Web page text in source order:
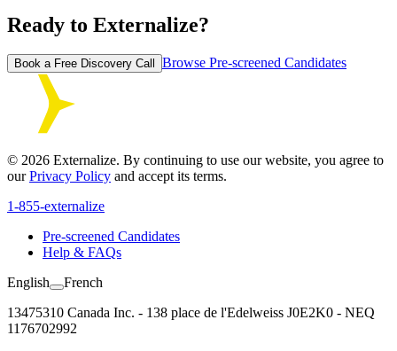
Ready to Externalize?
Book a Free Discovery Call Browse Pre-screened Candidates
© 2026 Externalize. By continuing to use our website, you agree to
ourPrivacy Policy and accept its terms.
1-855-externalize
Pre-screened Candidates
Help & FAQs
English
French
13475310 Canada Inc. - 138 place de l'Edelweiss J0E2K0 - NEQ
1176702992